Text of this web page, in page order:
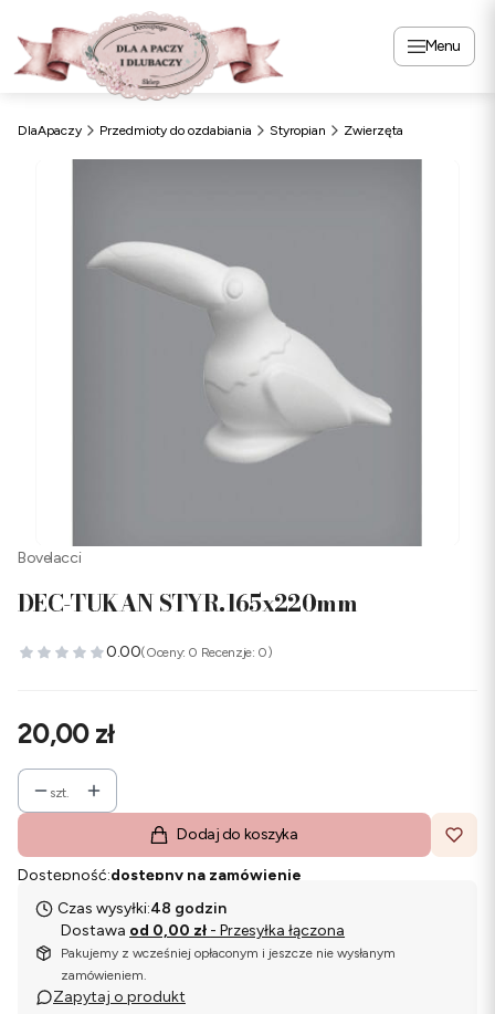
Menu
DlaApaczy Przedmioty do ozdabiania Styropian Zwierzęta
Bovelacci
DEC-TUKAN STYR.165x220mm
0.00(Oceny: 0 Recenzje: 0)
Cena
20,00 zł
szt.
Dodaj do koszyka
Dostępność:dostępny na zamówienie
Czas wysyłki:48 godzin
Dostawa od 0,00 zł - Przesyłka łączona
Pakujemy z wcześniej opłaconym i jeszcze nie wysłanym
zamówieniem.
Zapytaj o produkt